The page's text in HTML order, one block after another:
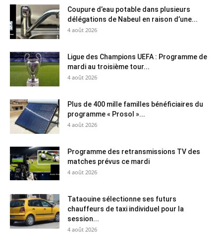
Coupure d’eau potable dans plusieurs
délégations de Nabeul en raison d’une...
4 août 2026
Ligue des Champions UEFA : Programme de
mardi au troisième tour...
4 août 2026
Plus de 400 mille familles bénéficiaires du
programme « Prosol »...
4 août 2026
Programme des retransmissions TV des
matches prévus ce mardi
4 août 2026
Tataouine sélectionne ses futurs
chauffeurs de taxi individuel pour la
session...
4 août 2026